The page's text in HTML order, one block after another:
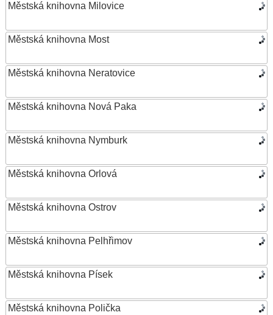
Městská knihovna Milovice
Městská knihovna Most
Městská knihovna Neratovice
Městská knihovna Nová Paka
Městská knihovna Nymburk
Městská knihovna Orlová
Městská knihovna Ostrov
Městská knihovna Pelhřimov
Městská knihovna Písek
Městská knihovna Polička